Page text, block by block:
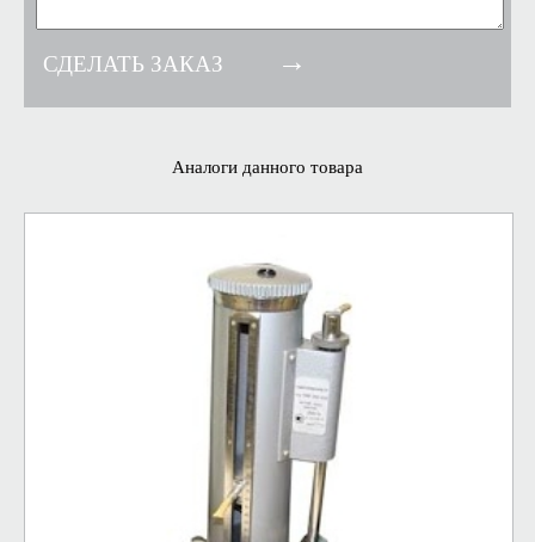
Аналоги данного товара